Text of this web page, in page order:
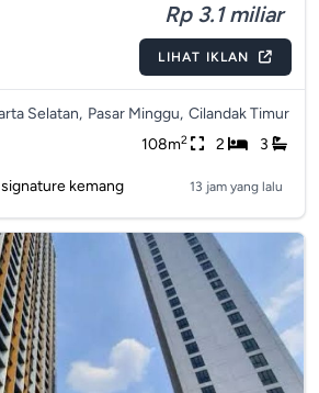
Rp 3.1 miliar
LIHAT IKLAN
Selatan, Pasar Minggu, Cilandak Timur
108m2 2 3
kemang 13 jam yang lalu